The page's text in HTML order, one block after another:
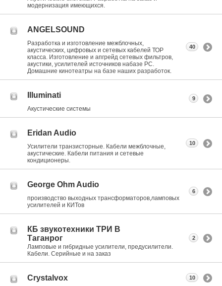
модернизация имеющихся.
ANGELSOUND
Разработка и изготовление межблочных,
акустических, цифровых и сетевых кабелей ТОР
класса. Изготовление и апгрейд сетевых фильтров,
акустики, усилителей источников набазе РС.
Домашние кинотеатры на базе наших разработок.
40
Illuminati
Акустические системы
9
Eridan Audio
Усилители транзисторные. Кабели межблочные,
акустические. Кабели питания и сетевые
кондиционеры.
10
George Ohm Audio
производство выходных трансформаторов,ламповых
усилителей и КИТов
6
КБ звукотехники ТРИ В
Таганрог
Ламповые и гибридные усилители, предусилители.
Кабели. Серийные и на заказ
2
Crystalvox 10